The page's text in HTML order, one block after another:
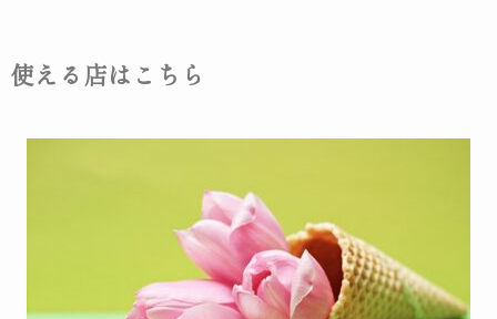
使える店はこちら